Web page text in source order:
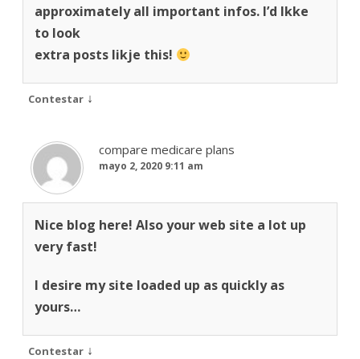
approximately all important infos. I’d lkke
to look
extra posts likje this!
Contestar ↓
compare medicare plans
mayo 2, 2020 9:11 am
Nice blog here! Also your web site a lot up
very fast!
I desire my site loaded up as quickly as
yours…
Contestar ↓